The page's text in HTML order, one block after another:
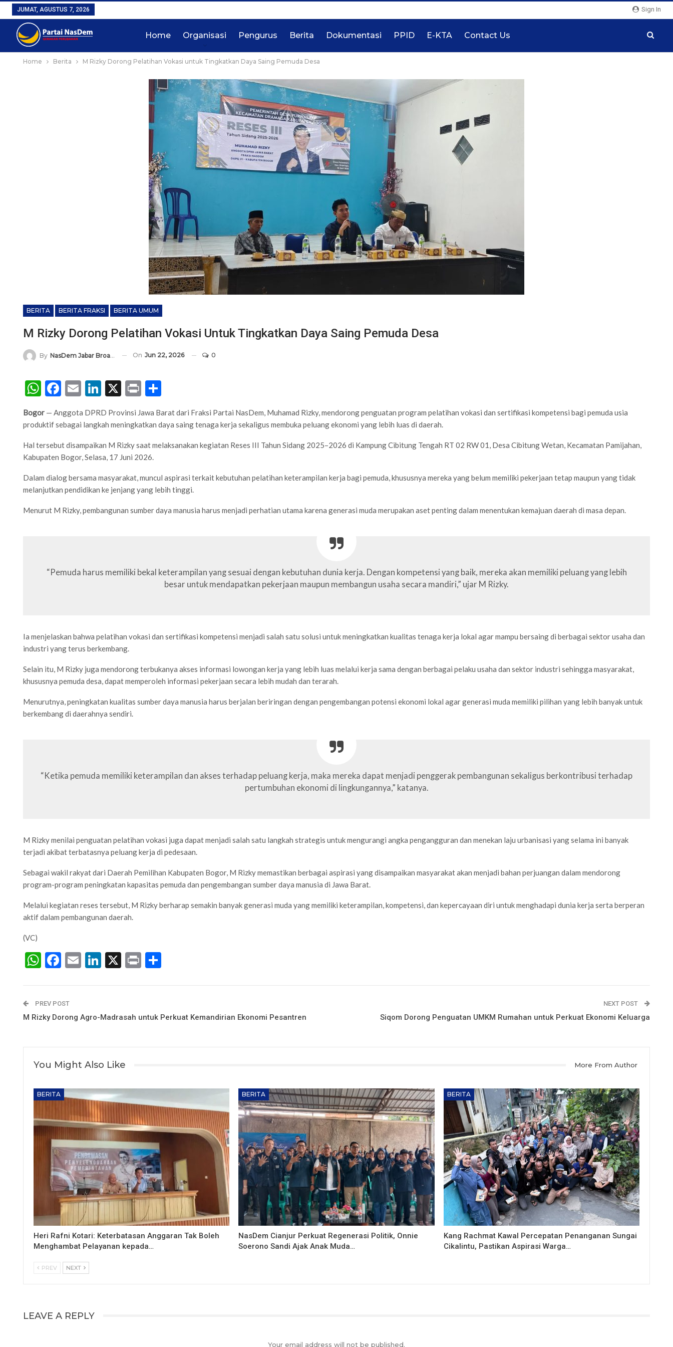
Sign In
JUMAT, AGUSTUS 7, 2026
Home Organisasi Pengurus Berita Dokumentasi PPID E-KTA Contact Us
Home Berita M Rizky Dorong Pelatihan Vokasi untuk Tingkatkan Daya Saing Pemuda Desa
BERITA BERITA FRAKSI BERITA UMUM
M Rizky Dorong Pelatihan Vokasi Untuk Tingkatkan Daya Saing Pemuda Desa
By NasDem Jabar Broadcasting Network On Jun 22, 2026 0
WhatsApp
Facebook
EmailLinkedIn
X Print
Bogor — Anggota DPRD Provinsi Jawa Barat dari Fraksi Partai NasDem, Muhamad Rizky, mendorong penguatan program pelatihan vokasi dan sertifikasi kompetensi bagi pemuda usia
produktif sebagai langkah meningkatkan daya saing tenaga kerja sekaligus membuka peluang ekonomi yang lebih luas di daerah.
Hal tersebut disampaikan M Rizky saat melaksanakan kegiatan Reses III Tahun Sidang 2025–2026 di Kampung Cibitung Tengah RT 02 RW 01, Desa Cibitung Wetan, Kecamatan Pamijahan,
Kabupaten Bogor, Selasa, 17 Juni 2026.
Dalam dialog bersama masyarakat, muncul aspirasi terkait kebutuhan pelatihan keterampilan kerja bagi pemuda, khususnya mereka yang belum memiliki pekerjaan tetap maupun yang tidak
melanjutkan pendidikan ke jenjang yang lebih tinggi.
Menurut M Rizky, pembangunan sumber daya manusia harus menjadi perhatian utama karena generasi muda merupakan aset penting dalam menentukan kemajuan daerah di masa depan.
“Pemuda harus memiliki bekal keterampilan yang sesuai dengan kebutuhan dunia kerja. Dengan kompetensi yang baik, mereka akan memiliki peluang yang lebih
besar untuk mendapatkan pekerjaan maupun membangun usaha secara mandiri,” ujar M Rizky.
Ia menjelaskan bahwa pelatihan vokasi dan sertifikasi kompetensi menjadi salah satu solusi untuk meningkatkan kualitas tenaga kerja lokal agar mampu bersaing di berbagai sektor usaha dan
industri yang terus berkembang.
Selain itu, M Rizky juga mendorong terbukanya akses informasi lowongan kerja yang lebih luas melalui kerja sama dengan berbagai pelaku usaha dan sektor industri sehingga masyarakat,
khususnya pemuda desa, dapat memperoleh informasi pekerjaan secara lebih mudah dan terarah.
Menurutnya, peningkatan kualitas sumber daya manusia harus berjalan beriringan dengan pengembangan potensi ekonomi lokal agar generasi muda memiliki pilihan yang lebih banyak untuk
berkembang di daerahnya sendiri.
“Ketika pemuda memiliki keterampilan dan akses terhadap peluang kerja, maka mereka dapat menjadi penggerak pembangunan sekaligus berkontribusi terhadap
pertumbuhan ekonomi di lingkungannya,” katanya.
M Rizky menilai penguatan pelatihan vokasi juga dapat menjadi salah satu langkah strategis untuk mengurangi angka pengangguran dan menekan laju urbanisasi yang selama ini banyak
terjadi akibat terbatasnya peluang kerja di pedesaan.
Sebagai wakil rakyat dari Daerah Pemilihan Kabupaten Bogor, M Rizky memastikan berbagai aspirasi yang disampaikan masyarakat akan menjadi bahan perjuangan dalam mendorong
program-program peningkatan kapasitas pemuda dan pengembangan sumber daya manusia di Jawa Barat.
Melalui kegiatan reses tersebut, M Rizky berharap semakin banyak generasi muda yang memiliki keterampilan, kompetensi, dan kepercayaan diri untuk menghadapi dunia kerja serta berperan
aktif dalam pembangunan daerah.
(VC)
WhatsApp
Facebook
EmailLinkedIn
X Print
PREV POST
M Rizky Dorong Agro-Madrasah untuk Perkuat Kemandirian Ekonomi Pesantren
NEXT POST
Siqom Dorong Penguatan UMKM Rumahan untuk Perkuat Ekonomi Keluarga
You Might Also Like More From Author
BERITA
Heri Rafni Kotari: Keterbatasan Anggaran Tak Boleh
Menghambat Pelayanan kepada…
BERITA
NasDem Cianjur Perkuat Regenerasi Politik, Onnie
Soerono Sandi Ajak Anak Muda…
BERITA
Kang Rachmat Kawal Percepatan Penanganan Sungai
Cikalintu, Pastikan Aspirasi Warga…
PREV NEXT
LEAVE A REPLY
Your email address will not be published.